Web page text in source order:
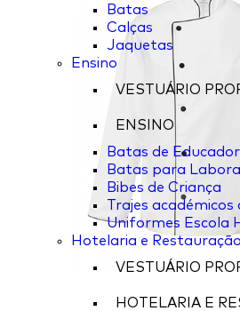
Batas
Calças
Jaquetas
Ensino
VESTUÁRIO
ENSINO
Batas de
Batas para
Bibes de Criança
Trajes
Uniformes Escola
Hotelaria e Restauração
VESTUÁRIO
HOTELARIA E